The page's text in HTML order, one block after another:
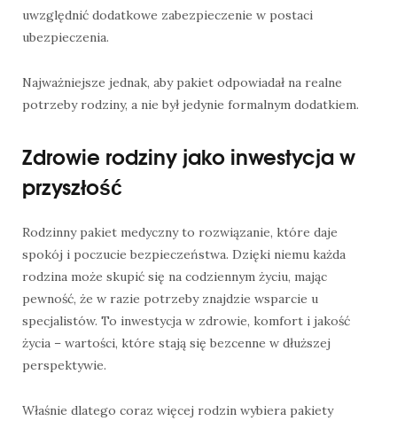
uwzględnić dodatkowe zabezpieczenie w postaci
ubezpieczenia.
Najważniejsze jednak, aby pakiet odpowiadał na realne
potrzeby rodziny, a nie był jedynie formalnym dodatkiem.
Zdrowie rodziny jako inwestycja w
przyszłość
Rodzinny pakiet medyczny to rozwiązanie, które daje
spokój i poczucie bezpieczeństwa. Dzięki niemu każda
rodzina może skupić się na codziennym życiu, mając
pewność, że w razie potrzeby znajdzie wsparcie u
specjalistów. To inwestycja w zdrowie, komfort i jakość
życia – wartości, które stają się bezcenne w dłuższej
perspektywie.
Właśnie dlatego coraz więcej rodzin wybiera pakiety